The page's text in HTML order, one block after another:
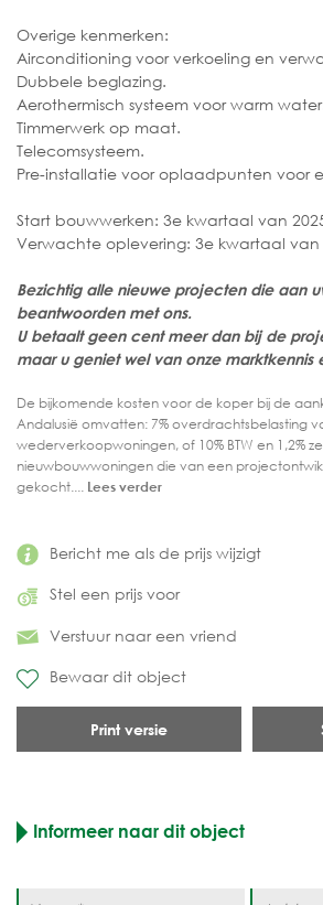
Bericht me als de prijs wijzigt
Stel een prijs voor
Verstuur naar een vriend
Bewaar dit object
Print versie
Overige kenmerken:
Airconditioning voor verkoeling en
Dubbele beglazing.
Aerothermisch systeem voor warm
Timmerwerk op maat.
Telecomsysteem.
Pre-installatie voor oplaadpunten voor
Start bouwwerken: 3e kwartaal van
Verwachte oplevering: 3e kwartaal van
Bezichtig alle nieuwe projecten die aan
beantwoorden met ons.
U betaalt geen cent meer dan bij de
maar u geniet wel van onze marktkennis
De bijkomende kosten voor de koper bij de
Andalusië omvatten: 7% overdrachtsbelasting
wederverkoopwoningen, of 10% BTW en 1,2%
nieuwbouwwoningen die van een
gekocht.... Lees verder
Informeer naar dit object